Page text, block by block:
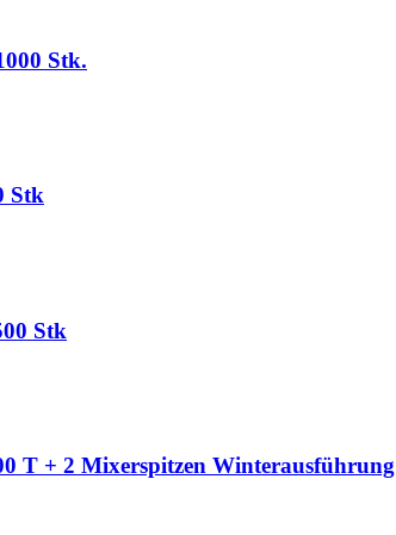
Stk.
Stk
Stk
T + 2 Mixerspitzen Winterausführung